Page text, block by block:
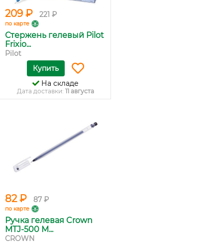
209 ₽ 221 ₽
по карте
Стержень гелевый Pilot
Frixio...
Pilot
Купить
На складе
Дата доставки: 11 августа
82 ₽ 87 ₽
по карте
Ручка гелевая Crown
MTJ-500 M...
CROWN